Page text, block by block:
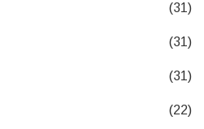
(31)
(31)
(31)
(22)